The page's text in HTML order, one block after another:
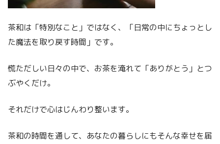
茶和は「特別なこと」ではなく、「日常の中にちょっとし
た魔法を取り戻す時間」です。
慌ただしい日々の中で、お茶を淹れて「ありがとう」とつ
ぶやくだけ。
それだけで心はじんわり整います。
茶和の時間を通して、あなたの暮らしにもそんな幸せを届